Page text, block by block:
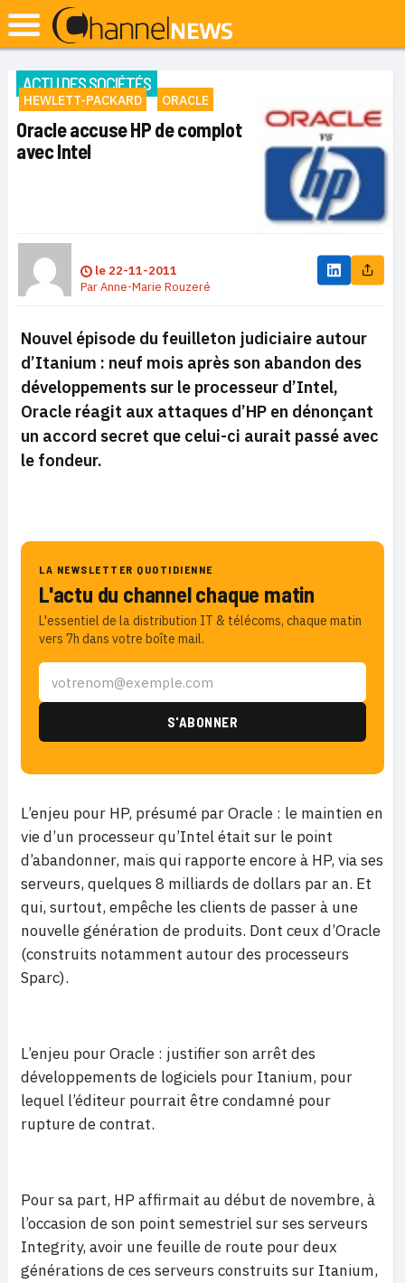
ACTU DES SOCIÉTÉS
HEWLETT-PACKARD ORACLE
Oracle accuse HP de complot
avec Intel
le 22-11-2011
ParAnne-Marie Rouzeré
Nouvel épisode du feuilleton judiciaire autour
d’Itanium : neuf mois après son abandon des
développements sur le processeur d’Intel,
Oracle réagit aux attaques d’HP en dénonçant
un accord secret que celui-ci aurait passé avec
le fondeur.
LA NEWSLETTER QUOTIDIENNE
L'actu du channel chaque matin
L'essentiel de la distribution IT & télécoms, chaque matin
vers 7h dans votre boîte mail.
L’enjeu pour HP, présumé par Oracle : le maintien en
vie d’un processeur qu’Intel était sur le point
d’abandonner, mais qui rapporte encore à HP, via ses
serveurs, quelques 8 milliards de dollars par an. Et
qui, surtout, empêche les clients de passer à une
nouvelle génération de produits. Dont ceux d’Oracle
(construits notamment autour des processeurs
Sparc).
L’enjeu pour Oracle : justifier son arrêt des
développements de logiciels pour Itanium, pour
lequel l’éditeur pourrait être condamné pour
rupture de contrat.
Pour sa part, HP affirmait au début de novembre, à
l’occasion de son point semestriel sur ses serveurs
Integrity, avoir une feuille de route pour deux
générations de ces serveurs construits sur Itanium,